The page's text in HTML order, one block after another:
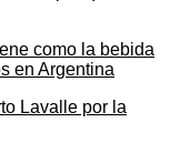
como la bebida
en Argentina